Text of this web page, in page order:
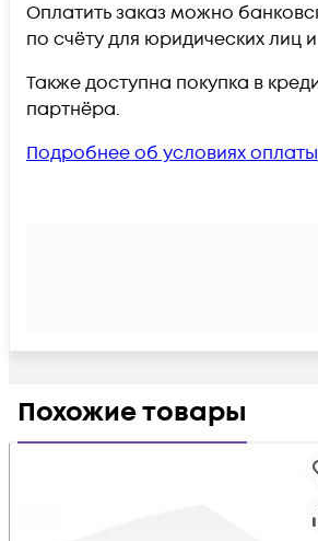
Оплатить заказ можно
по счёту для юридических лиц
Также доступна покупка в
партнёра.
Подробнее об условиях оплаты
Похожие товары